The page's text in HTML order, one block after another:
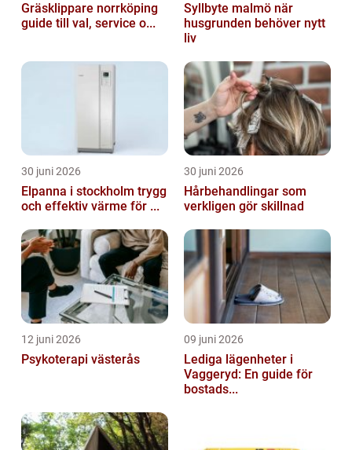
Gräsklippare norrköping
guide till val, service o...
Syllbyte malmö när
husgrunden behöver nytt
liv
30 juni 2026
Elpanna i stockholm trygg
och effektiv värme för ...
30 juni 2026
Hårbehandlingar som
verkligen gör skillnad
12 juni 2026
Psykoterapi västerås
09 juni 2026
Lediga lägenheter i
Vaggeryd: En guide för
bostads...